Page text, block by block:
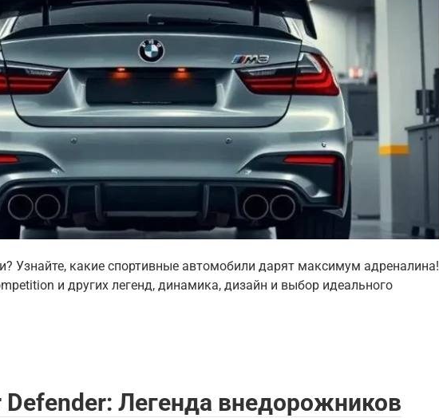
Узнайте, какие спортивные автомобили дарят максимум адреналина!
и других легенд, динамика, дизайн и выбор идеального
Defender: Легенда внедорожников